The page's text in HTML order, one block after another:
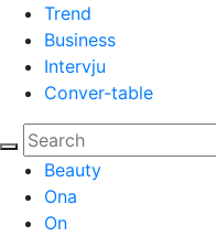
Trend
Business
Intervju
Conver-table
Beauty
Ona
On